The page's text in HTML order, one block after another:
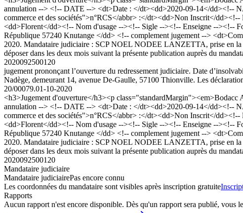
annulation --> <!-- DATE --> <dt>Date : </dt><dd>2020-09-14</dd><!--
commerce et des sociétés">n°RCS</abbr> :</dt><dd>Non Inscrit</
<dd>Florent</dd><!-- Nom d'usage --><!-- Sigle --><!-- Enseigne --><!--
République 57240 Knutange </dd> <!-- complement jugement -->
2020. Mandataire judiciaire : SCP NOEL NODEE LANZETTA, prise en la
déposer dans les deux mois suivant la présente publication auprès du
2020092500120
jugement prononçant l’ouverture du redressement judiciaire. Date
Nadège, demeurant 14, avenue De-Gaulle, 57100 Thionville. Les
20/00079.01-10-2020
<h3>Jugement d'ouverture</h3><p
annulation --> <!-- DATE --> <dt>Date : </dt><dd>2020-09-14</dd><!--
commerce et des sociétés">n°RCS</abbr> :</dt><dd>Non Inscrit</
<dd>Florent</dd><!-- Nom d'usage --><!-- Sigle --><!-- Enseigne --><!--
République 57240 Knutange </dd> <!-- complement jugement -->
2020. Mandataire judiciaire : SCP NOEL NODEE LANZETTA, prise en la
déposer dans les deux mois suivant la présente publication auprès du
2020092500120
Mandataire judiciaire
Mandataire judiciairePas encore connu
Les coordonnées du mandataire sont visibles après inscription gratuite
Rapports
Aucun rapport n'est encore disponible. Dès qu'un rapport sera publié, vous